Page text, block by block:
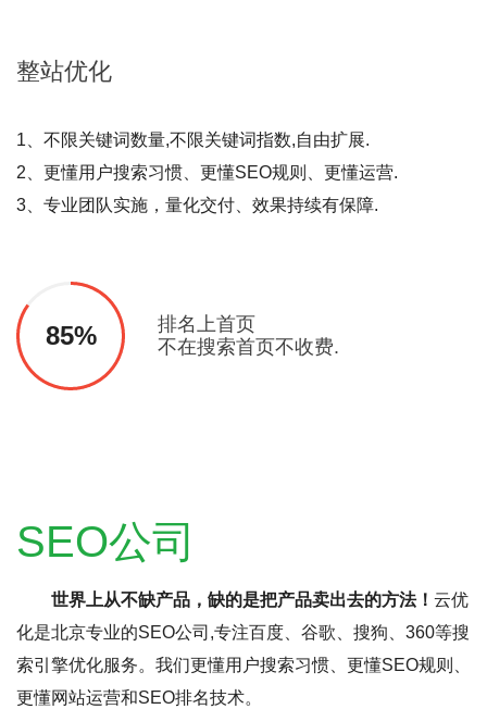
整站优化
1、不限关键词数量,不限关键词指数,自由扩展.
2、更懂用户搜索习惯、更懂SEO规则、更懂运营.
3、专业团队实施，量化交付、效果持续有保障.
85%
排名上首页
不在搜索首页不收费.
SEO公司
世界上从不缺产品，缺的是把产品卖出去的方法！ 云优
化是北京专业的SEO公司,专注百度、谷歌、搜狗、360等搜
索引擎优化服务。我们更懂用户搜索习惯、更懂SEO规则、
更懂网站运营和SEO排名技术。